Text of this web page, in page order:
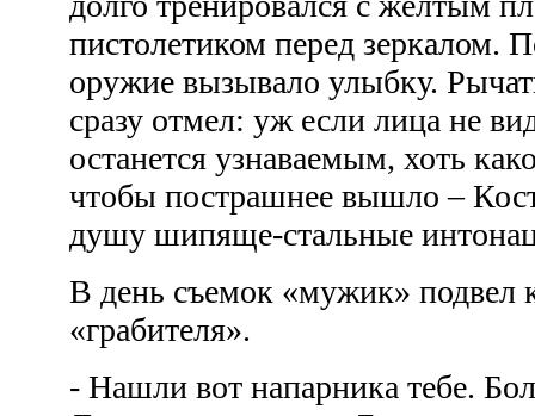
пистолетиком перед зеркалом.
оружие вызывало улыбку.
сразу отмел: уж если лица не
останется узнаваемым, хоть
чтобы пострашнее вышло –
душу шипяще-стальные
В день съемок «мужик» подвел
«грабителя».
- Нашли вот напарника тебе.